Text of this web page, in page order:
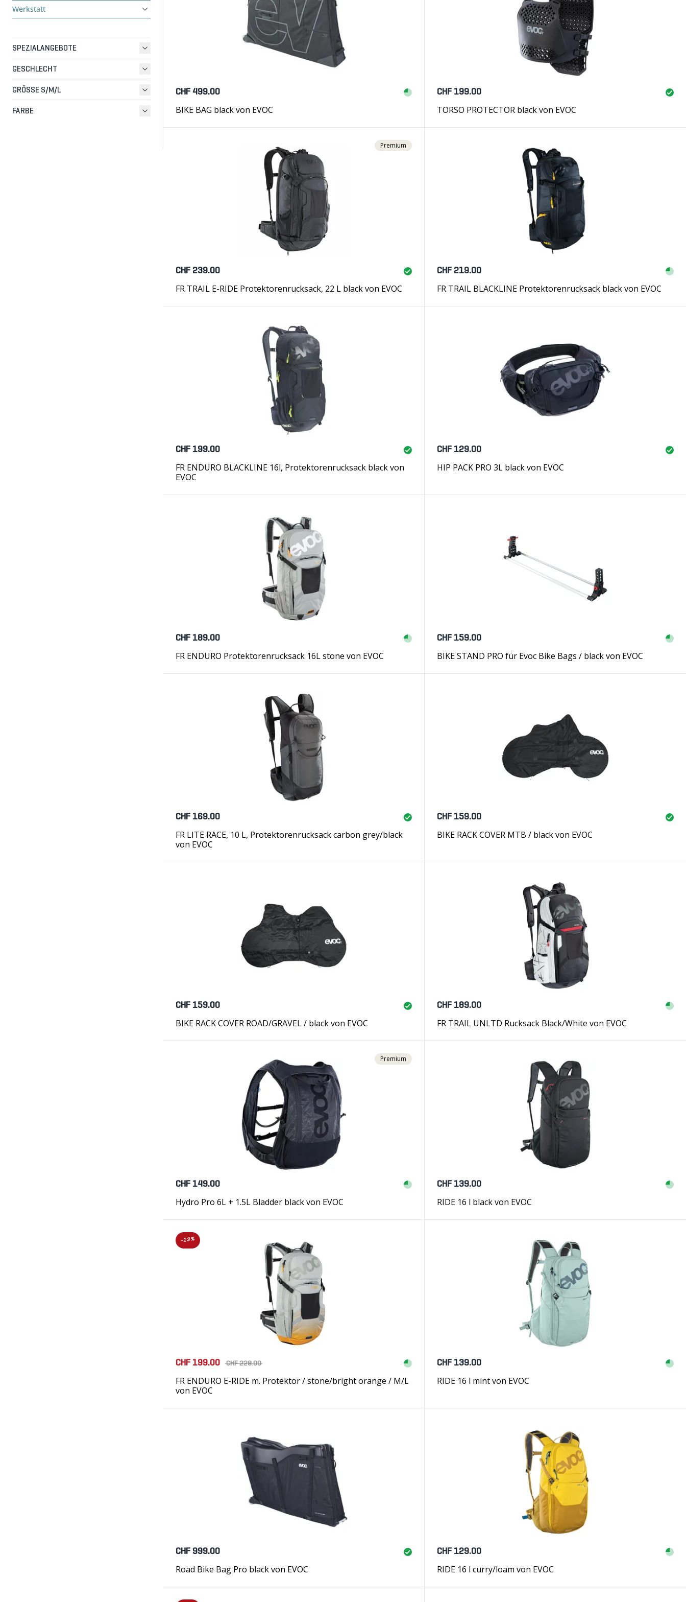
Werkstatt
SPEZIALANGEBOTE
GESCHLECHT
GRÖSSE S/M/L
FARBE
CHF 499.00
BIKE BAG black von EVOC
CHF 199.00
TORSO PROTECTOR black von EVOC
Premium
CHF 239.00
FR TRAIL E-RIDE Protektorenrucksack, 22 L black von EVOC
CHF 219.00
FR TRAIL BLACKLINE Protektorenrucksack black von EVOC
CHF 199.00
FR ENDURO BLACKLINE 16l, Protektorenrucksack black von
EVOC
CHF 129.00
HIP PACK PRO 3L black von EVOC
CHF 189.00
FR ENDURO Protektorenrucksack 16L stone von EVOC
CHF 159.00
BIKE STAND PRO für Evoc Bike Bags / black von EVOC
CHF 169.00
FR LITE RACE, 10 L, Protektorenrucksack carbon grey/black
von EVOC
CHF 159.00
BIKE RACK COVER MTB / black von EVOC
CHF 159.00
BIKE RACK COVER ROAD/GRAVEL / black von EVOC
CHF 189.00
FR TRAIL UNLTD Rucksack Black/White von EVOC
Premium
CHF 149.00
Hydro Pro 6L + 1.5L Bladder black von EVOC
CHF 139.00
RIDE 16 l black von EVOC
-13%
CHF 199.00 CHF 229.00
FR ENDURO E-RIDE m. Protektor / stone/bright orange / M/L
von EVOC
CHF 139.00
RIDE 16 l mint von EVOC
CHF 999.00
Road Bike Bag Pro black von EVOC
CHF 129.00
RIDE 16 l curry/loam von EVOC